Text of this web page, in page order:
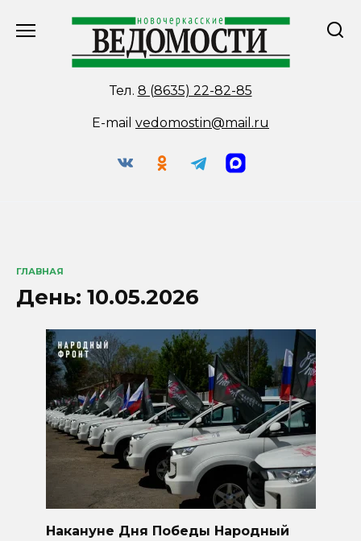
Тел. 8 (8635) 22-82-85
E-mail vedomostin@mail.ru
ГЛАВНАЯ
День: 10.05.2026
Накануне Дня Победы Народный